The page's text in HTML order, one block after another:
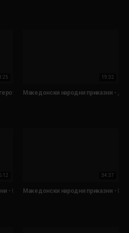
и арамијата
19:32
Македонски народни приказни -
- Кој друго му...
34:37
Македонски народни приказни -